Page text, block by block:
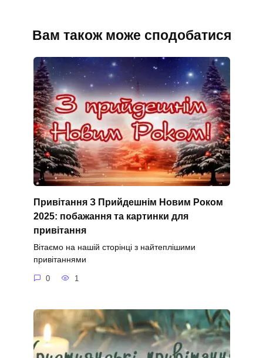
Вам також може сподобатися
Привітання З Прийдешнім Новим Роком
2025: побажання та картинки для
привітання
Вітаємо на нашій сторінці з найтеплішими
привітаннями
0 1